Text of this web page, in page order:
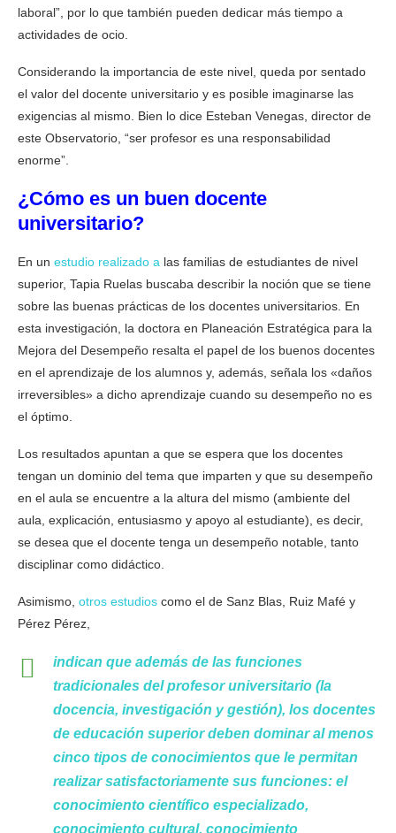
laboral”, por lo que también pueden dedicar más tiempo a
actividades de ocio.
Considerando la importancia de este nivel, queda por sentado
el valor del docente universitario y es posible imaginarse las
exigencias al mismo. Bien lo dice Esteban Venegas, director de
este Observatorio, “ser profesor es una responsabilidad
enorme”.
¿Cómo es un buen docente
universitario?
En un estudio realizado a las familias de estudiantes de nivel
superior, Tapia Ruelas buscaba describir la noción que se tiene
sobre las buenas prácticas de los docentes universitarios. En
esta investigación, la doctora en Planeación Estratégica para la
Mejora del Desempeño resalta el papel de los buenos docentes
en el aprendizaje de los alumnos y, además, señala los «daños
irreversibles» a dicho aprendizaje cuando su desempeño no es
el óptimo.
Los resultados apuntan a que se espera que los docentes
tengan un dominio del tema que imparten y que su desempeño
en el aula se encuentre a la altura del mismo (ambiente del
aula, explicación, entusiasmo y apoyo al estudiante), es decir,
se desea que el docente tenga un desempeño notable, tanto
disciplinar como didáctico.
Asimismo, otros estudios como el de Sanz Blas, Ruiz Mafé y
Pérez Pérez,
indican que además de las funciones
tradicionales del profesor universitario (la
docencia, investigación y gestión), los docentes
de educación superior deben dominar al menos
cinco tipos de conocimientos que le permitan
realizar satisfactoriamente sus funciones: el
conocimiento científico especializado,
conocimiento cultural, conocimiento